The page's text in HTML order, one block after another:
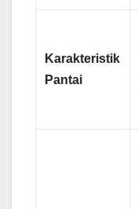
Karakteristik
Pantai